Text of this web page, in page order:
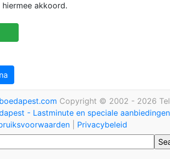
akkoord.
Copyright © 2002 - 2026
- Lastminute en speciale
Privacybeleid